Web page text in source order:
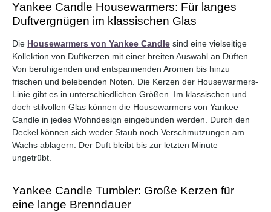
Yankee Candle Housewarmers: Für langes
Duftvergnügen im klassischen Glas
Die Housewarmers von Yankee Candle sind eine vielseitige
Kollektion von Duftkerzen mit einer breiten Auswahl an Düften.
Von beruhigenden und entspannenden Aromen bis hinzu
frischen und belebenden Noten. Die Kerzen der Housewarmers-
Linie gibt es in unterschiedlichen Größen. Im klassischen und
doch stilvollen Glas können die Housewarmers von Yankee
Candle in jedes Wohndesign eingebunden werden. Durch den
Deckel können sich weder Staub noch Verschmutzungen am
Wachs ablagern. Der Duft bleibt bis zur letzten Minute
ungetrübt.
Yankee Candle Tumbler: Große Kerzen für
eine lange Brenndauer